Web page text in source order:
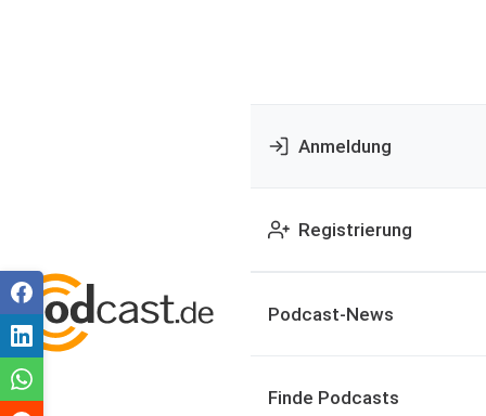
Anmeldung
Registrierung
Podcast-News
Finde Podcasts